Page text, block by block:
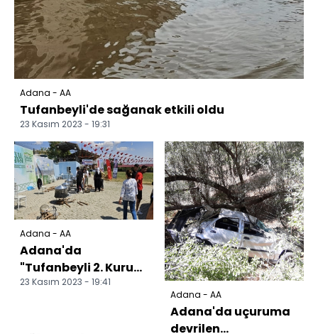
Adana - AA
Tufanbeyli'de sağanak etkili oldu
23 Kasım 2023 - 19:31
Adana - AA
Adana'da
"Tufanbeyli 2. Kuru
Fasulye Festivali"
23 Kasım 2023 - 19:41
Adana - AA
Adana'da uçuruma
devrilen